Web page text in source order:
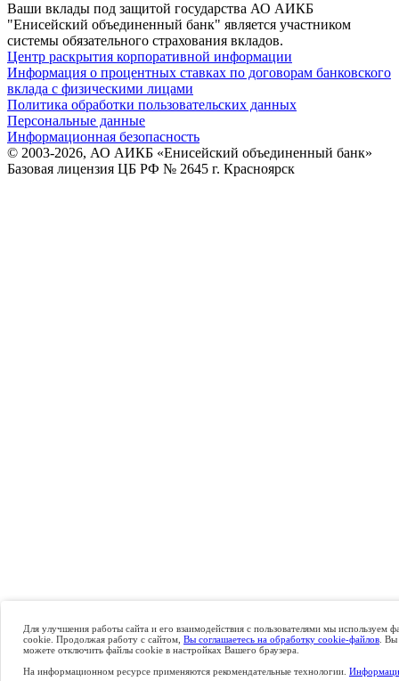
Ваши вклады под защитой государства АО АИКБ
"Енисейский объединенный банк" является участником
системы обязательного страхования вкладов.
Центр раскрытия корпоративной информации
Информация о процентных ставках по договорам банковского
вклада с физическими лицами
Политика обработки пользовательских данных
Персональные данные
Информационная безопасность
© 2003-2026, АО АИКБ «Енисейский объединенный банк»
Базовая лицензия ЦБ РФ № 2645 г. Красноярск
Для улучшения работы сайта и его взаимодействия с пользователями мы используем
cookie. Продолжая работу с сайтом, Вы соглашаетесь на обработку cookie-файлов .
можете отключить файлы cookie в настройках Вашего браузера.
На информационном ресурсе применяются рекомендательные технологии.